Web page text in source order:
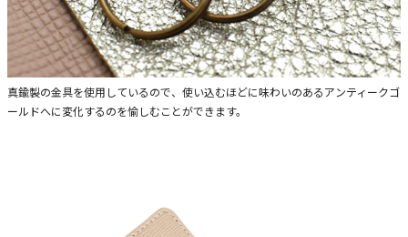
真鍮製の金具を使用しているので、使い込むほどに味わいのあるアンティークゴ
ールドへに変化するのを愉しむことができます。